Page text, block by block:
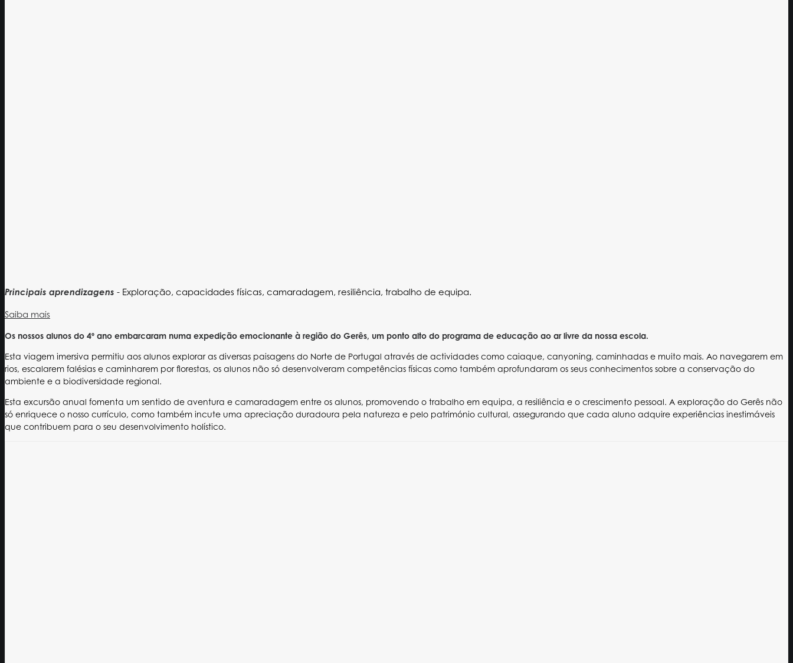
Principais aprendizagens - Exploração, capacidades físicas, camaradagem, resiliência, trabalho de equipa.
Saiba mais
Os nossos alunos do 4º ano embarcaram numa expedição emocionante à região do Gerês, um ponto alto do programa de educação ao ar livre da nossa escola.
Esta viagem imersiva permitiu aos alunos explorar as diversas paisagens do Norte de Portugal através de actividades como caiaque, canyoning, caminhadas e muito mais. Ao navegarem em
rios, escalarem falésias e caminharem por florestas, os alunos não só desenvolveram competências físicas como também aprofundaram os seus conhecimentos sobre a conservação do
ambiente e a biodiversidade regional.
Esta excursão anual fomenta um sentido de aventura e camaradagem entre os alunos, promovendo o trabalho em equipa, a resiliência e o crescimento pessoal. A exploração do Gerês não
só enriquece o nosso currículo, como também incute uma apreciação duradoura pela natureza e pelo património cultural, assegurando que cada aluno adquire experiências inestimáveis
que contribuem para o seu desenvolvimento holístico.